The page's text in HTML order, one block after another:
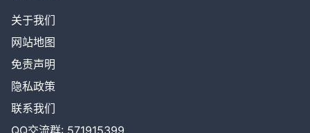
关于我们
网站地图
免责声明
隐私政策
联系我们
QQ交流群: 571915399